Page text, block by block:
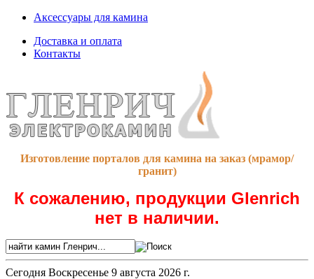
Аксессуары для камина
Доставка и оплата
Контакты
Изготовление порталов для камина на заказ (мрамор/
гранит)
К сожалению, продукции Glenrich
нет в наличии.
Сегодня Воскресенье 9 августа 2026 г.